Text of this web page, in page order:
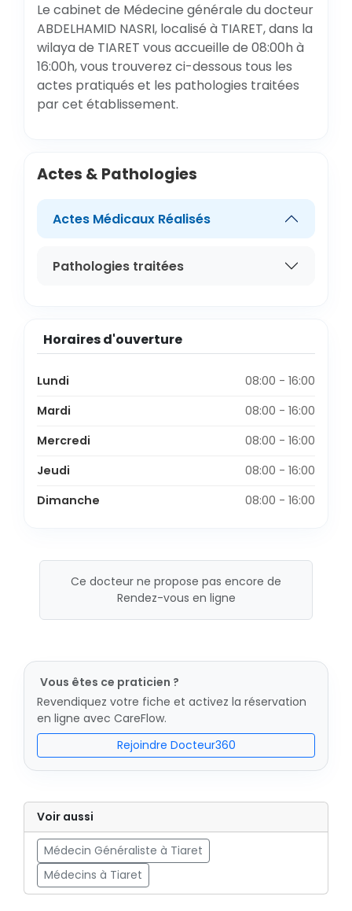
Le cabinet de Médecine générale du docteur
ABDELHAMID NASRI, localisé à TIARET, dans la
wilaya de TIARET vous accueille de 08:00h à
16:00h, vous trouverez ci-dessous tous les
actes pratiqués et les pathologies traitées
par cet établissement.
Actes & Pathologies
Actes Médicaux Réalisés
Pathologies traitées
Horaires d'ouverture
Lundi
08:00 - 16:00
Mardi
08:00 - 16:00
Mercredi
08:00 - 16:00
Jeudi
08:00 - 16:00
Dimanche
08:00 - 16:00
Ce docteur ne propose pas encore de
Rendez-vous en ligne
Vous êtes ce praticien ?
Revendiquez votre fiche et activez la réservation
en ligne avec CareFlow.
Rejoindre Docteur360
Voir aussi
Médecin Généraliste à Tiaret
Médecins à Tiaret